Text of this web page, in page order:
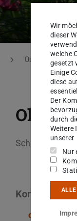
Über uns
Oliver
Kontakt
Wir
dieser
welche
gesetzt
Einige
diese
Der
durch
Weitere
unserer
Nur
ALLE